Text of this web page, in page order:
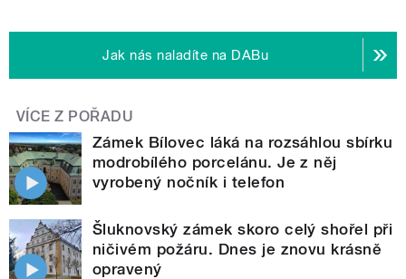
Jak nás naladíte na DABu
VÍCE Z POŘADU
Zámek Bílovec láká na rozsáhlou sbírku
modrobílého porcelánu. Je z něj
vyrobený nočník i telefon
Šluknovský zámek skoro celý shořel při
ničivém požáru. Dnes je znovu krásně
opravený